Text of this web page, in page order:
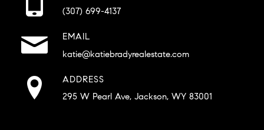
(307) 699-4137
EMAIL
katie@katiebradyrealestate.com
ADDRESS
295 W Pearl Ave, Jackson, WY 83001